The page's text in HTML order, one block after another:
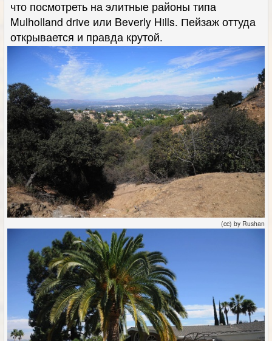
что посмотреть на элитные районы типа
Mulholland drive или Beverly Hills. Пейзаж оттуда
открывается и правда крутой.
(cc) by Rushan